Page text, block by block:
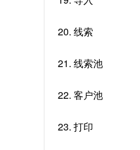
20. 线索
21. 线索池
22. 客户池
23. 打印